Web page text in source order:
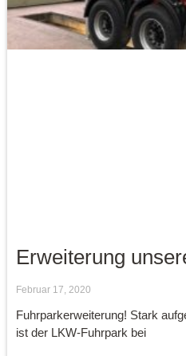
Erweiterung
Februar 17, 2020
Fuhrpark­erweiterung! Stark
ist der LKW-Fuhrpark bei